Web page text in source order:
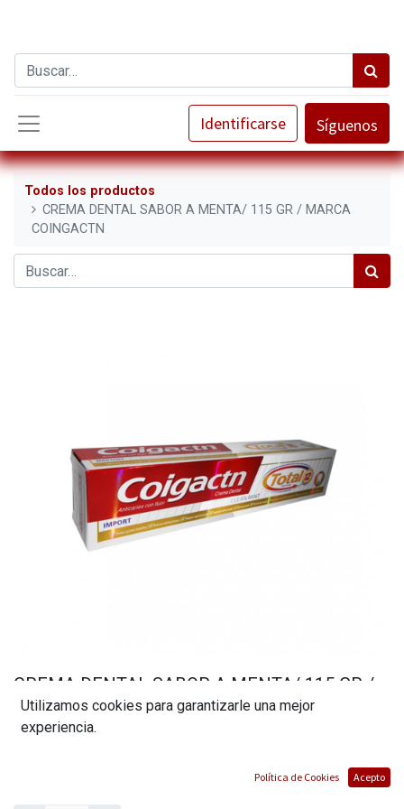
Identificarse Síguenos
Todos los productos
CREMA DENTAL SABOR A MENTA/ 115 GR / MARCA
COINGACTN
CREMA DENTAL SABOR A MENTA/ 115 GR /
MARCA COINGACTN
Utilizamos cookies para garantizarle una mejor
experiencia.
Política de Cookies Acepto